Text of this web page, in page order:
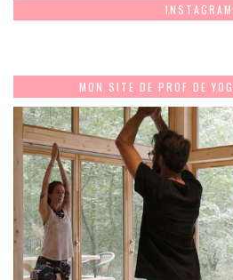
INSTAGRAM
MON SITE DE PROF DE